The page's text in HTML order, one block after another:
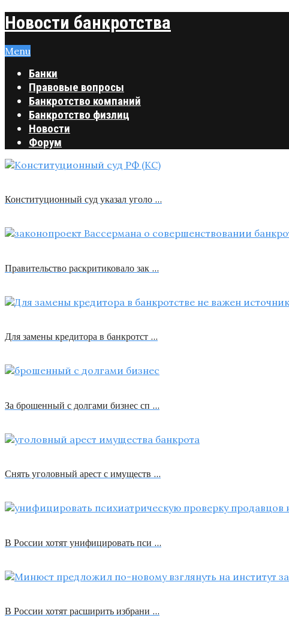
Новости банкротства
Menu
Банки
Правовые вопросы
Банкротство компаний
Банкротство физлиц
Новости
Форум
Конституционный суд указал уголо …
Правительство раскритиковало зак …
Для замены кредитора в банкротст …
За брошенный с долгами бизнес сп …
Снять уголовный арест с имуществ …
В России хотят унифицировать пси …
В России хотят расширить избрани …